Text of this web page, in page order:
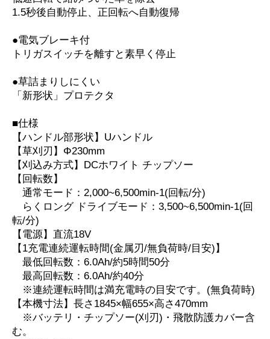
1.5秒後自動停止、正回転へ自動復帰
●電気ブレーキ付
トリガスイッチを離すと素早く停止
●草詰まりしにくい
「新形状」プロテクタ
■仕様
【ハンドル部形状】Uハンドル
【草刈刃】Φ230mm
【刈込み方式】DCホワイト チップソー
【回転数】
通常モード：2,000~6,500min-1(回転/分)
らくロング ドライブモード：3,500~6,500min-1(回
転/分)
【電源】直流18V
【1充電連続運転時間(金属刃/無負荷時/目安)】
最低回転数：6.0Ah/約5時間50分
最高回転数：6.0Ah/約40分
※連続運転時間は満充電時の目安です。(無負荷時)
【本機寸法】長さ1845×幅655×高さ470mm
※バッテリ・チップソー(刈刃)・飛散防護カバー含
む。